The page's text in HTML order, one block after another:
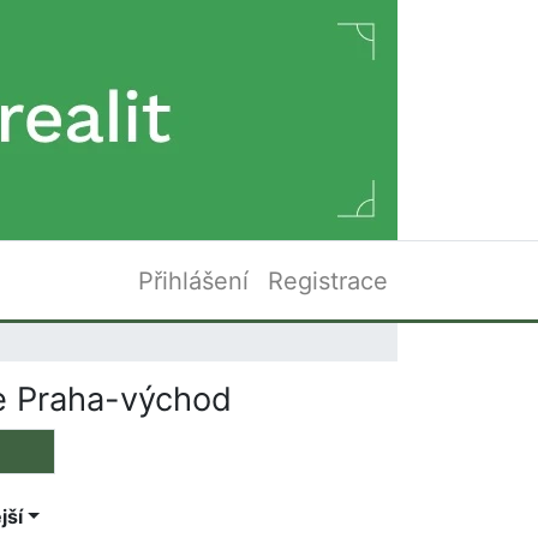
Přihlášení Registrace
východ